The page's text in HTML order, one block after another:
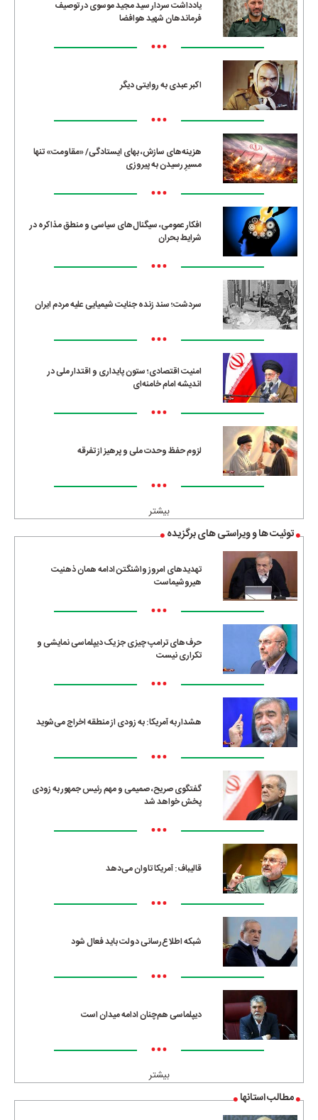
یادداشت سردار سید مجید موسوی در توصیف
فرماندهان شهید هوافضا
•••
اکبر عبدی به روایتی دیگر
•••
هزینه‌های سازش، بهای ایستادگی/ «مقاومت» تنها
مسیرِ رسیدن به پیروزی
•••
افکار عمومی، سیگنال‌های سیاسی و منطق مذاکره در
شرایط بحران
•••
سردشت؛ سند زنده جنایت شیمیایی علیه مردم ایران
•••
امنیت اقتصادی؛ ستون پایداری و اقتدار ملی در
اندیشه امام خامنه‌ای
•••
لزوم حفظ وحدت ملی و پرهیز از تفرقه
•••
بیشتر
توئیت ها و ویراستی های برگزیده
تهدیدهای امروز واشنگتن ادامه همان ذهنیت
هیروشیماست
•••
حرف‌های ترامپ چیزی جز یک دیپلماسی نمایشی و
تکراری نیست
•••
هشدار به آمریکا: به زودی از منطقه اخراج می‌شوید
•••
گفتگوی صریح، صمیمی و مهم رئیس جمهور به زودی
پخش خواهد شد
•••
قالیباف: آمریکا تاوان می‌دهد
•••
شبکه اطلاع‌رسانی دولت باید فعال شود
•••
دیپلماسی هم‌چنان ادامه میدان است
•••
بیشتر
مطالب استانها